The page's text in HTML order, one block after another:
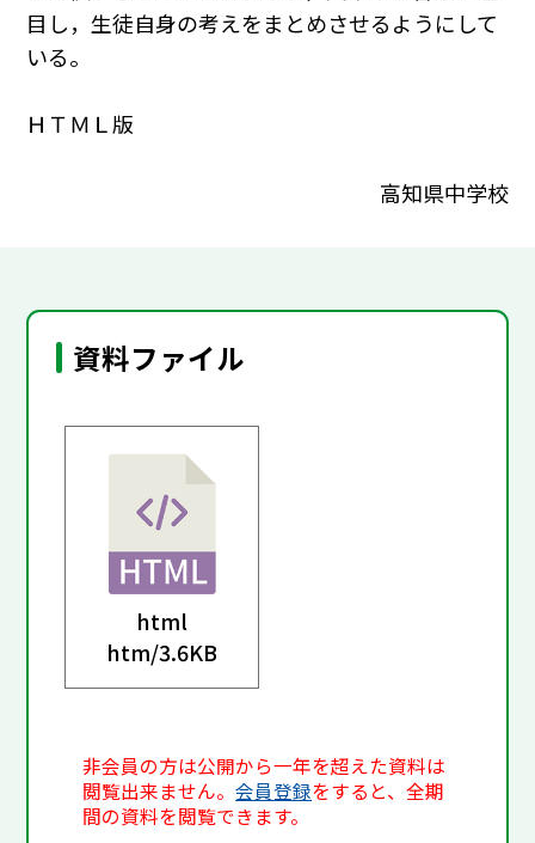
目し，生徒自身の考えをまとめさせるようにして
いる。
ＨＴＭＬ版
高知県中学校
資料ファイル
html
htm/3.6KB
非会員の方は公開から一年を超えた資料は
閲覧出来ません。会員登録をすると、全期
間の資料を閲覧できます。